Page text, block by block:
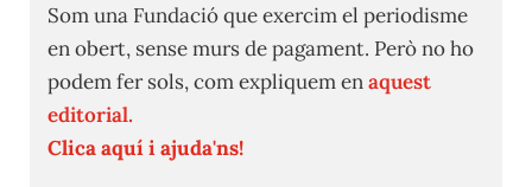
Som una Fundació que exercim el periodisme
en obert, sense murs de pagament. Però no ho
podem fer sols, com expliquem enaquest
editorial.
Clica aquí i ajuda'ns!